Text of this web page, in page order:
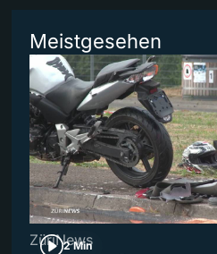
Meistgesehen
2 Min
ZüriNews